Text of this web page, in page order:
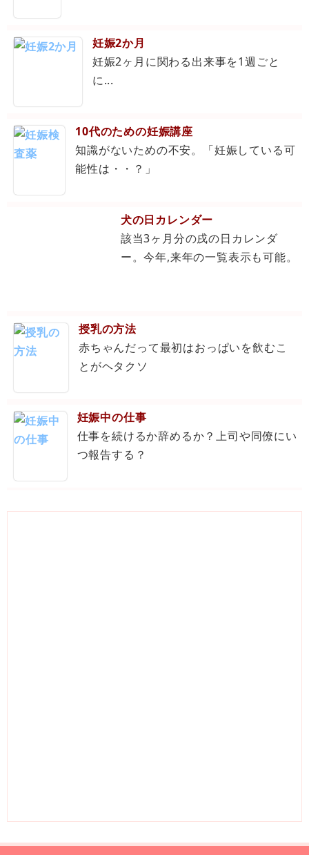
妊娠2か月
妊娠2ヶ月に関わる出来事を1週ごと
に...
10代のための妊娠講座
知識がないための不安。「妊娠している可
能性は・・？」
犬の日カレンダー
該当3ヶ月分の戌の日カレンダ
ー。今年,来年の一覧表示も可能。
授乳の方法
赤ちゃんだって最初はおっぱいを飲むこ
とがヘタクソ
妊娠中の仕事
仕事を続けるか辞めるか？上司や同僚にい
つ報告する？